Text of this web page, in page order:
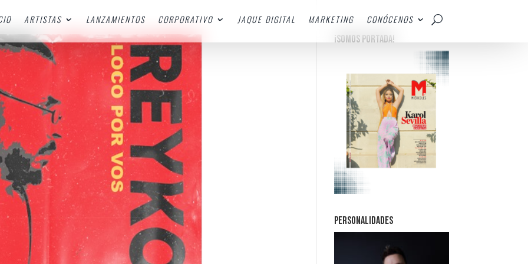
ARTISTAS LANZAMIENTOS CORPORATIVO JAQUE DIGITAL MARKETING
CONÓCENOS
¡SOMOS PORTADA!
PERSONALIDADES